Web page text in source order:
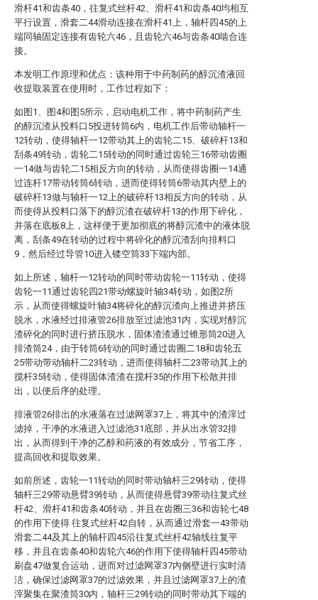
滑杆41和齿条40，往复式丝杆42、滑杆41和齿条40均相互
平行设置，滑套二44滑动连接在滑杆41上，轴杆四45的上
端同轴固定连接有齿轮六46，且齿轮六46与齿条40啮合连
接。
本发明工作原理和优点：该种用于中药制药的醇沉渣液回
收提取装置在使用时，工作过程如下：
如图1、图4和图5所示，启动电机工作，将中药制药产生
的醇沉渣从投料口5投进转筒6内，电机工作后带动轴杆一
12转动，使得轴杆一12带动其上的齿轮二15、破碎杆13和
刮条49转动，齿轮二15转动的同时通过齿轮三16带动齿圈
一14做与齿轮二15相反方向的转动，从而使得齿圈一14通
过连杆17带动转筒6转动，进而使得转筒6带动其内壁上的
破碎杆13做与轴杆一12上的破碎杆13相反方向的转动，从
而使得从投料口落下的醇沉渣在破碎杆13的作用下碎化，
并落在底板8上，这样便于更加彻底的将醇沉渣中的液体脱
离，刮条49在转动的过程中将碎化的醇沉渣刮向排料口
9，然后经过导管10进入镂空筒33下端内部。
如上所述，轴杆一12转动的同时带动齿轮一11转动，使得
齿轮一11通过齿轮四21带动螺旋叶轴34转动，如图2所
示，从而使得螺旋叶轴34将碎化的醇沉渣向上推进并挤压
脱水，水液经过排液管26排放至过滤池31内，实现对醇沉
渣碎化的同时进行挤压脱水，固体渣渣通过锥形筒20进入
排渣筒24，由于转筒6转动的同时通过齿圈二18和齿轮五
25带动带动轴杆二23转动，进而使得轴杆二23带动其上的
搅杆35转动，使得固体渣渣在搅杆35的作用下松散并排
出，以便后序的处理。
排液管26排出的水液落在过滤网罩37上，将其中的渣滓过
滤掉，干净的水液进入过滤池31底部，并从出水管32排
出，从而得到干净的乙醇和药液的有效成分，节省工序，
提高回收和提取效果。
如前所述，齿轮一11转动的同时带动轴杆三29转动，使得
轴杆三29带动悬臂39转动，从而使得悬臂39带动往复式丝
杆42、滑杆41和齿条40转动，并且在齿圈三36和齿轮七48
的作用下使得 往复式丝杆42自转，从而通过滑套一43带动
滑套二44及其上的轴杆四45沿往复式丝杆42轴线往复平
移，并且在齿条40和齿轮六46的作用下使得轴杆四45带动
刷盘47做复合运动，进而对过滤网罩37内侧壁进行实时清
洁，确保过滤网罩37的过滤效果，并且过滤网罩37上的渣
滓聚集在聚渣筒30内，轴杆三29转动的同时带动其下端的